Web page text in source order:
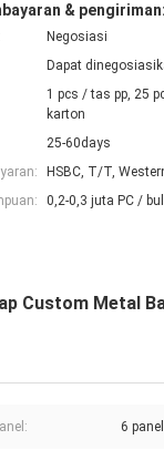
& pengiriman:
Negosiasi
Dapat
1 pcs / tas pp, 25
karton
25-60days
HSBC, T/T,
0,2-0,3 juta PC /
Custom Metal
6 panel